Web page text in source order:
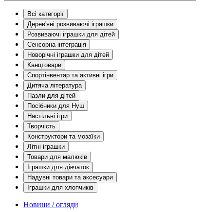
Всі категорії
Дерев'яні розвиваючі іграшки
Розвиваючі іграшки для дітей
Сенсорна інтеграція
Новорічні іграшки для дітей
Канцтовари
Спортінвентар та активні ігри
Дитяча література
Пазли для дітей
Посібники для Нуш
Настільні ігри
Творчість
Конструктори та мозаїки
Літні іграшки
Товари для малюків
Іграшки для дівчаток
Надувні товари та аксесуари
Іграшки для хлопчиків
Новини / огляди